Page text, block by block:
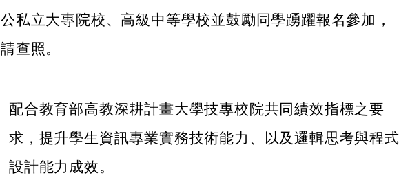
公私立大專院校、高級中等學校並鼓勵同學踴躍報名參加，
請查照。
配合教育部高教深耕計畫大學技專校院共同績效指標之要
求，提升學生資訊專業實務技術能力、以及邏輯思考與程式
設計能力成效。